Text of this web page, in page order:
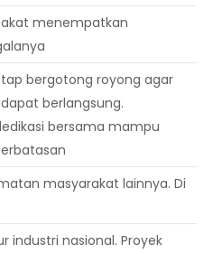
menempatkan
bergotong royong agar
berlangsung.
bersama mampu
masyarakat lainnya. Di
industri nasional. Proyek